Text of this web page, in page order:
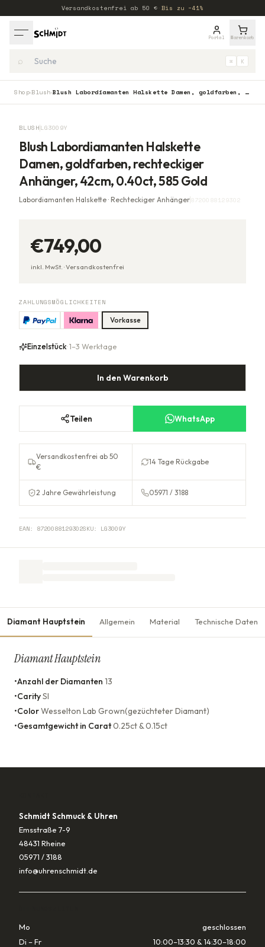
Versandkostenfrei ab 50 € Bis zu −41%
Portal Warenkorb
⌕ ⌘ K
Shop›Blush› Blush Labordiamanten Halskette Damen, goldfarben, rechteckiger Anhänger, 42cm, 0.40ct, 585 Gold
BLUSH LG3009Y
Blush Labordiamanten Halskette
Damen, goldfarben, rechteckiger
Anhänger, 42cm, 0.40ct, 585 Gold
Labordiamanten Halskette · Rechteckiger Anhänger8720088129302
€749,00
inkl. MwSt. ·Versandkostenfrei
ZAHLUNGSMÖGLICHKEITEN
Vorkasse
Einzelstück· 1–3 Werktage
In den Warenkorb
Teilen WhatsApp
Versandkostenfrei ab 50
€
14 Tage Rückgabe
2 Jahre Gewährleistung 05971 / 3188
EAN: 8720088129302SKU: LG3009Y
Diamant Hauptstein Allgemein Material Technische Daten
Diamant Hauptstein
•Anzahl der Diamanten 13
•CaritySI
•ColorWesselton Lab Grown(gezüchteter Diamant)
•Gesamtgewicht in Carat0.25ct & 0.15ct
Schmidt Schmuck & Uhren
Emsstraße 7-9
48431 Rheine
05971 / 3188
info@uhrenschmidt.de
Mo
geschlossen
Di – Fr
10:00–13:30 & 14:30–18:00